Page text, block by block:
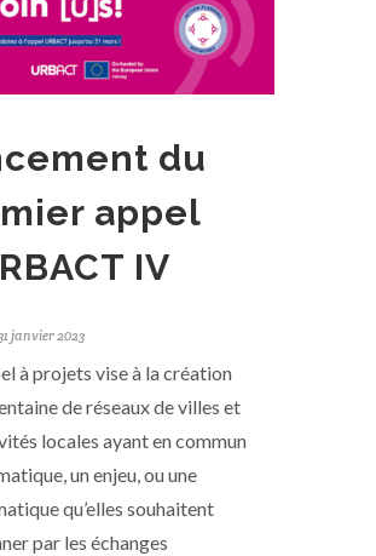
du
appel
IV
janvier 2023
à projets vise à la création
de réseaux de villes et
locales ayant en commun
un enjeu, ou une
qu’elles souhaitent
par les échanges